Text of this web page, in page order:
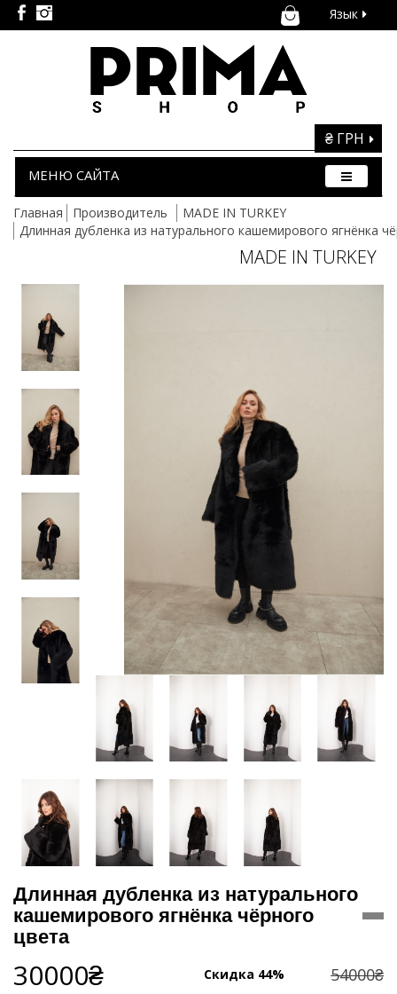
Язык
МЕНЮ САЙТА
₴ ГРН
Главная Производитель
MADE IN TURKEY
Длинная дубленка из натурального кашемирового ягнёнка
MADE IN TURKEY
Длинная дубленка из натурального
кашемирового ягнёнка чёрного
цвета
30000₴ Скидка 44% 54000₴